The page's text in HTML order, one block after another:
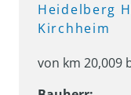
Heidelberg
Kirchheim
von km 20,009